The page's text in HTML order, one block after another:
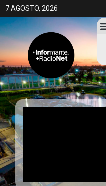
7 AGOSTO, 2026